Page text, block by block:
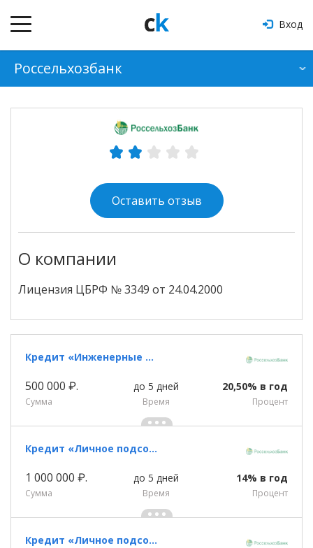
Вход
Оформить кредит
Россельхозбанк
Оставить отзыв
О компании
Лицензия ЦБРФ № 3349 от 24.04.2000
Кредит «Инженерные коммуникации»
500 000 ₽.
Сумма
до 5 дней
Время
20,50% в год
Процент
Кредит «Личное подсобное хозяйство»
1 000 000 ₽.
Сумма
до 5 дней
Время
14% в год
Процент
Кредит «Личное подсобное хозяйство»